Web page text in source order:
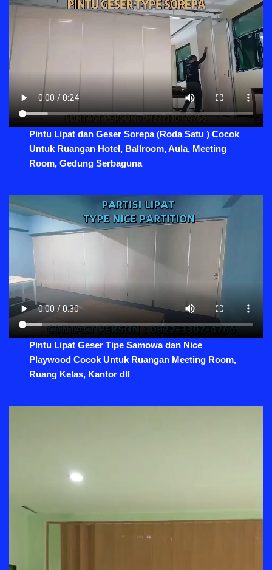
Pintu Lipat dan Geser Sorepa (Roda Satu ) Cocok
Untuk Ruangan Hotel, Ballroom, Aula, Meeting
Room, Gedung Serbaguna
Pintu Lipat Geser Tipe Samowa dan Nice
Playwood Cocok Untuk Ruangan Meeting Room,
Ruang Kelas, Kantor dll